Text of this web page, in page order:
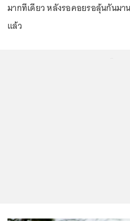
มากทีเดียว หลังรอคอยรอลุ้นกันมา
แล้ว